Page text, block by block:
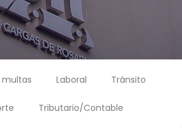
multas Laboral Tránsito
Tributario/Contable